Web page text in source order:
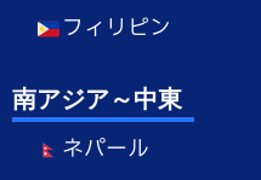
フィリピン
南アジア～中東
ネパール